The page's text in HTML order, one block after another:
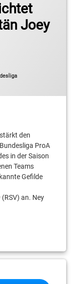
Joey
den
ProA
in der Saison
Teams
Gefilde
an. Ney